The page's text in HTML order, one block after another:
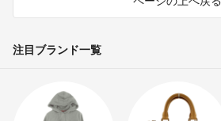
注目ブランド一覧